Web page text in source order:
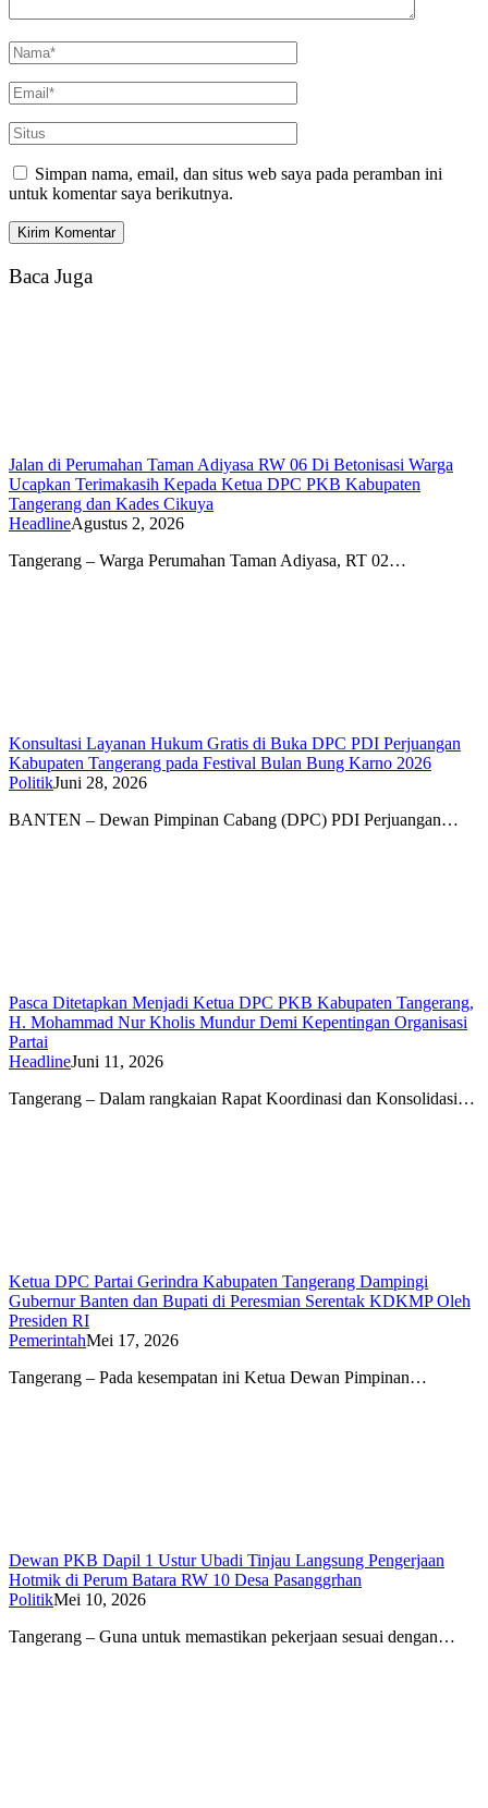
Simpan nama, email, dan situs web saya pada peramban ini
untuk komentar saya berikutnya.
Baca Juga
Jalan di Perumahan Taman Adiyasa RW 06 Di Betonisasi Warga
Ucapkan Terimakasih Kepada Ketua DPC PKB Kabupaten
Tangerang dan Kades Cikuya
HeadlineAgustus 2, 2026
Tangerang – Warga Perumahan Taman Adiyasa, RT 02…
Konsultasi Layanan Hukum Gratis di Buka DPC PDI Perjuangan
Kabupaten Tangerang pada Festival Bulan Bung Karno 2026
PolitikJuni 28, 2026
BANTEN – Dewan Pimpinan Cabang (DPC) PDI Perjuangan…
Pasca Ditetapkan Menjadi Ketua DPC PKB Kabupaten Tangerang,
H. Mohammad Nur Kholis Mundur Demi Kepentingan Organisasi
Partai
HeadlineJuni 11, 2026
Tangerang – Dalam rangkaian Rapat Koordinasi dan Konsolidasi…
Ketua DPC Partai Gerindra Kabupaten Tangerang Dampingi
Gubernur Banten dan Bupati di Peresmian Serentak KDKMP Oleh
Presiden RI
PemerintahMei 17, 2026
Tangerang – Pada kesempatan ini Ketua Dewan Pimpinan…
Dewan PKB Dapil 1 Ustur Ubadi Tinjau Langsung Pengerjaan
Hotmik di Perum Batara RW 10 Desa Pasanggrhan
PolitikMei 10, 2026
Tangerang – Guna untuk memastikan pekerjaan sesuai dengan…